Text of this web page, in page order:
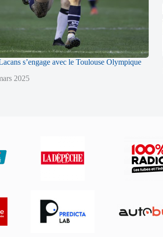
s’engage avec le Toulouse Olympique
2025